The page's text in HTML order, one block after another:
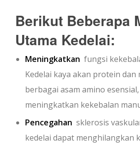
Berikut Beberapa
Utama Kedelai:
Meningkatkan fungsi
Kedelai kaya akan protein dan
berbagai asam amino
meningkatkan kekebalan
Pencegahan sklerosis
kedelai dapat menghilangkan